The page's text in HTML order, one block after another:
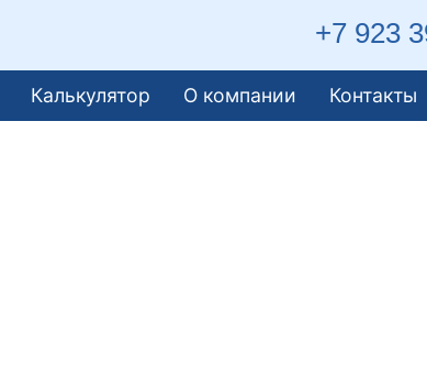
+7 923
Калькулятор О компании Контакты